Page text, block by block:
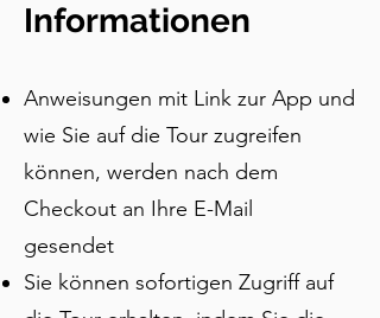
architektonischer Schätze und
geschichtlicher Schichten. Entdecken
Republik Užupis und das jüdische
Viertel, hören Sie von der
Stadtgründung auf Grundlage eines
Traumes, einem Stein, der Wünsche
erfüllt, und anderen Legenden. Sie
werden auch die schönsten und
wundersamsten Kirchen der Stadt
kennenlernen. Mit 15 Stationen können
Informationen
Anweisungen mit Link zur App und
wie Sie auf die Tour zugreifen
können, werden nach dem
Checkout an Ihre E-Mail
gesendet
Sie können sofortigen Zugriff auf